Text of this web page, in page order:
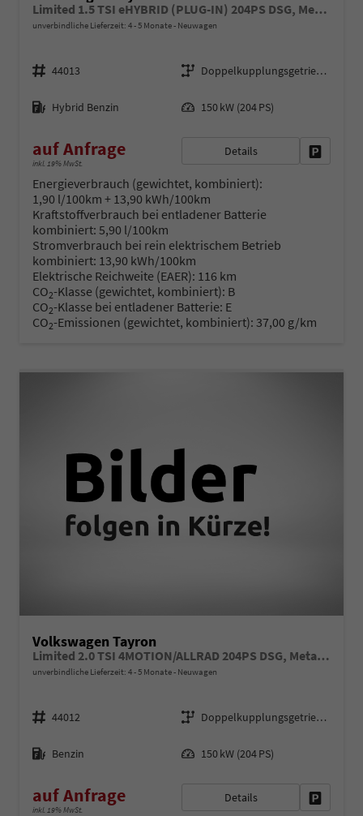
Limited 1.5 TSI eHYBRID (PLUG-IN) 204PS DSG, Metallic, Winterpaket, Elektr. Heckklappe, 17" Alu, LED-PLUS-Scheinwerfer, ParkAssist, Parksensoren v/h, 360°Kamera, Akustikfenster/Privacy, Radio 12,9"/App-Connect, Alarm, Keyless, 3Z-Climatronic, ACC, Dachreling
unverbindliche Lieferzeit: 4 - 5 Monate Neuwagen
Fahrzeugnr.
44013
Getriebe
Doppelkupplungsgetriebe (DSG)
Kraftstoff
Hybrid Benzin 150 kW (204 PS)
auf Anfrage
inkl. 19% MwSt.
Details
Energieverbrauch (gewichtet, kombiniert):
1,90 l/100km + 13,90 kWh/100km
Kraftstoffverbrauch bei entladener Batterie
kombiniert: 5,90 l/100km
Stromverbrauch bei rein elektrischem Betrieb
kombiniert: 13,90 kWh/100km
Elektrische Reichweite (EAER): 116 km
CO2-Klasse (gewichtet, kombiniert): B
CO2-Klasse bei entladener Batterie: E
CO2-Emissionen (gewichtet, kombiniert): 37,00 g/km
Volkswagen Tayron
Limited 2.0 TSI 4MOTION/ALLRAD 204PS DSG, Metallic, Winterpaket, Elektr. Heckklappe, 17" Alu, LED-PLUS-Scheinwerfer, ParkAssist, Parksensoren v/h, 360°Kamera, Akustikfenster/Privacy, Radio 12,9"/App-Connect, Alarm, Keyless, 3Z-Climatronic, ACC, Dachreling silber
unverbindliche Lieferzeit: 4 - 5 Monate Neuwagen
Fahrzeugnr.
44012
Getriebe
Doppelkupplungsgetriebe (DSG)
Kraftstoff
Benzin 150 kW (204 PS)
auf Anfrage
inkl. 19% MwSt.
Details